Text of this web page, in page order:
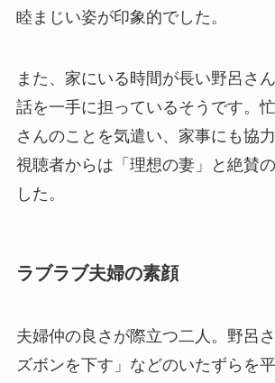
睦まじい姿が印象的でした。
また、家にいる時間が長い野呂さ
話を一手に担っているそうです。
さんのことを気遣い、家事にも協力
視聴者からは「理想の妻」と絶賛
した。
ラブラブ夫婦の素顔
夫婦仲の良さが際立つ二人。野呂
ズボンを下す」などのいたずらを